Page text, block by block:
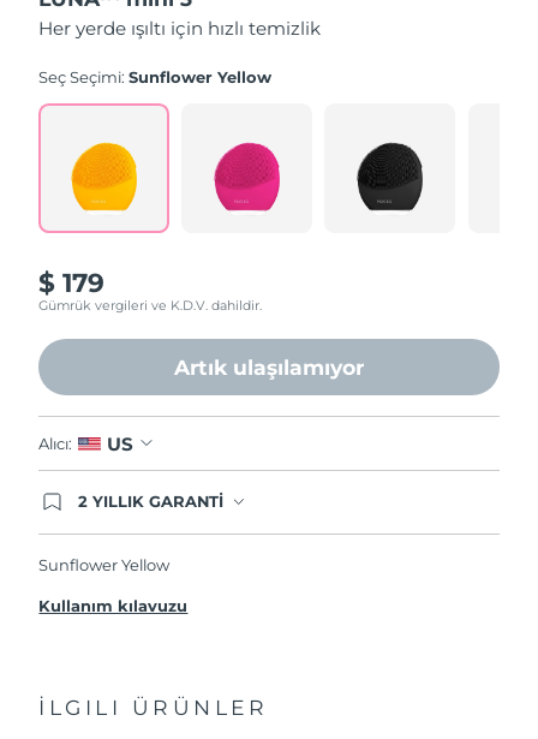
yıldız,
ortalama
değeri.
546
Aynı
sayfa
bağlantısı.
Her yerde ışıltı için hızlı temizlik
Seç Seçimi:Sunflower Yellow
$ 179
Gümrük vergileri ve K.D.V. dahildir.
Artık ulaşılamıyor
Alıcı: US
2 YILLIK GARANTİ
korunmaktadır. Cihazınızla ilgili herhangi bir
alan servisimize ve merkez ofis adresimize
Sunflower Yellow
Kullanım kılavuzu
İLGILI ÜRÜNLER